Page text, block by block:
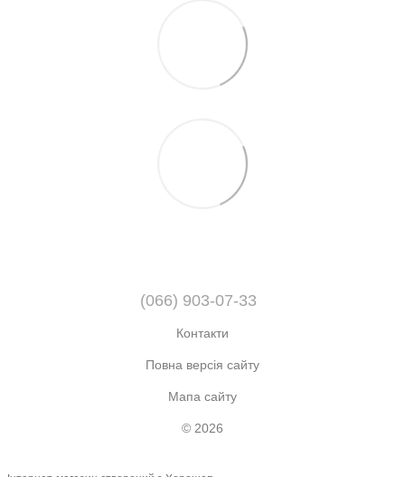
(066) 903-07-33
Контакти
Повна версія сайту
Мапа сайту
© 2026